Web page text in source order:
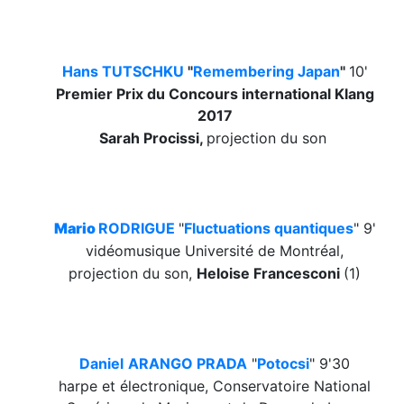
Hans TUTSCHKU "Remembering Japan" 10'
Premier Prix du Concours international Klang
2017
Sarah Procissi, projection du son
Mario RODRIGUE "Fluctuations quantiques" 9'
vidéomusique Université de Montréal,
projection du son, Heloise Francesconi (1)
Daniel ARANGO PRADA "Potocsi" 9'30
harpe et électronique, Conservatoire National